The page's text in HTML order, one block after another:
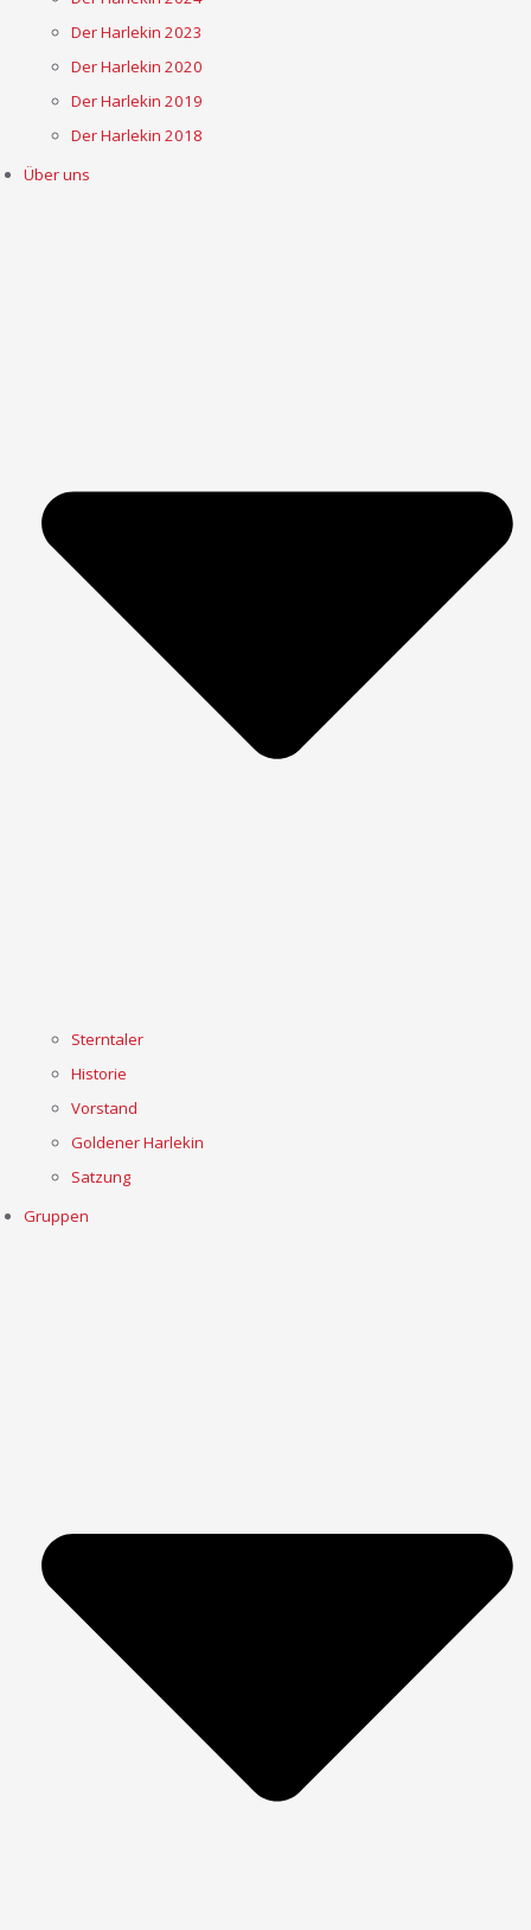
Der Harlekin 2023
Der Harlekin 2020
Der Harlekin 2019
Der Harlekin 2018
Über uns
Sterntaler
Historie
Vorstand
Goldener Harlekin
Satzung
Gruppen